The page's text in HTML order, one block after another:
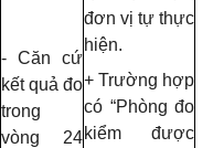
- Căn cứ
kết quả đo
trong
vòng 24
đơn vị tự thực
hiện.
+ Trường hợp
có “Phòng đo
kiểm được